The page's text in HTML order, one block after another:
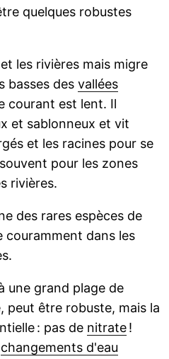
quelques robustes
les rivières mais migre
basses des vallées
courant est lent. Il
et sablonneux et vit
et les racines pour se
pour les zones
rivières.
des rares espèces de
couramment dans les
une grand plage de
peut être robuste, mais la
: pas de nitrate!
changements d'eau